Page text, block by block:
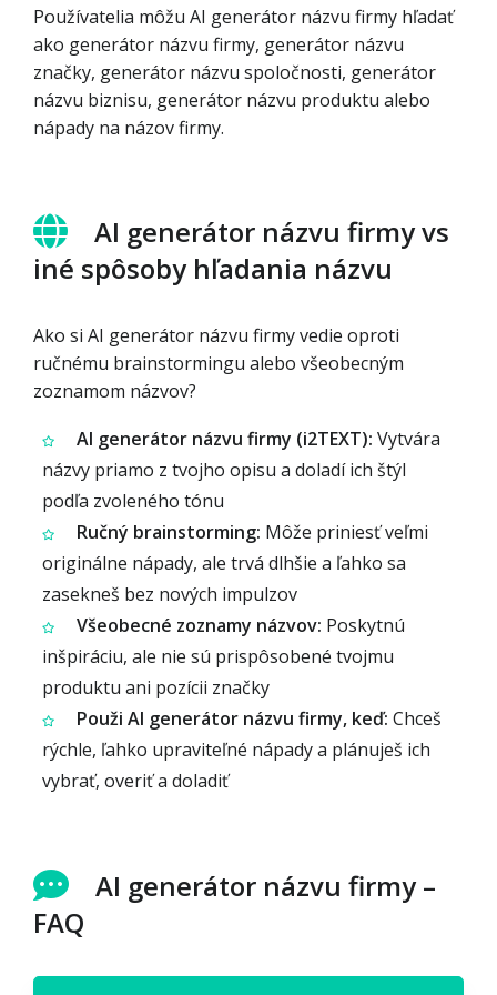
Používatelia môžu AI generátor názvu firmy hľadať
ako generátor názvu firmy, generátor názvu
značky, generátor názvu spoločnosti, generátor
názvu biznisu, generátor názvu produktu alebo
nápady na názov firmy.
AI generátor názvu firmy vs
iné spôsoby hľadania názvu
Ako si AI generátor názvu firmy vedie oproti
ručnému brainstormingu alebo všeobecným
zoznamom názvov?
AI generátor názvu firmy (i2TEXT): Vytvára
názvy priamo z tvojho opisu a doladí ich štýl
podľa zvoleného tónu
Ručný brainstorming: Môže priniesť veľmi
originálne nápady, ale trvá dlhšie a ľahko sa
zasekneš bez nových impulzov
Všeobecné zoznamy názvov: Poskytnú
inšpiráciu, ale nie sú prispôsobené tvojmu
produktu ani pozícii značky
Použi AI generátor názvu firmy, keď: Chceš
rýchle, ľahko upraviteľné nápady a plánuješ ich
vybrať, overiť a doladiť
AI generátor názvu firmy –
FAQ